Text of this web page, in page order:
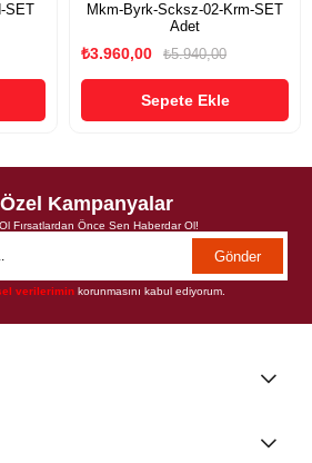
SET
Mkm-Byrk-Scksz-02-Krm-SET
Adet
₺3.960,00 ₺5.940,00
Sepete Ekle
Kampanyalar
Fırsatlardan Önce Sen Haberdar Ol!
Gönder
verilerimin korunmasını kabul ediyorum.